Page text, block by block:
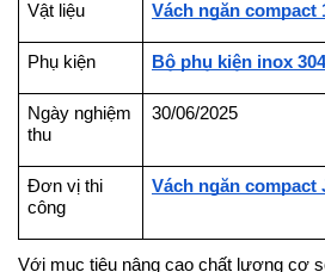
Vật liệu Vách ngăn compact
Phụ kiện Bộ phụ kiện inox 304
Ngày nghiệm
thu
30/06/2025
Đơn vị thi
công
Vách ngăn compact
Với mục tiêu nâng cao chất lượng cơ